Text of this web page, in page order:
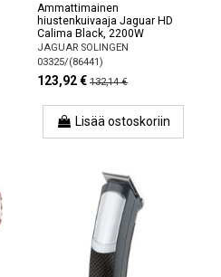
Ammattimainen
hiustenkuivaaja Jaguar HD
Calima Black, 2200W
JAGUAR SOLINGEN
03325/(86441)
123,92 € 132,14 €
Lisää ostoskoriin